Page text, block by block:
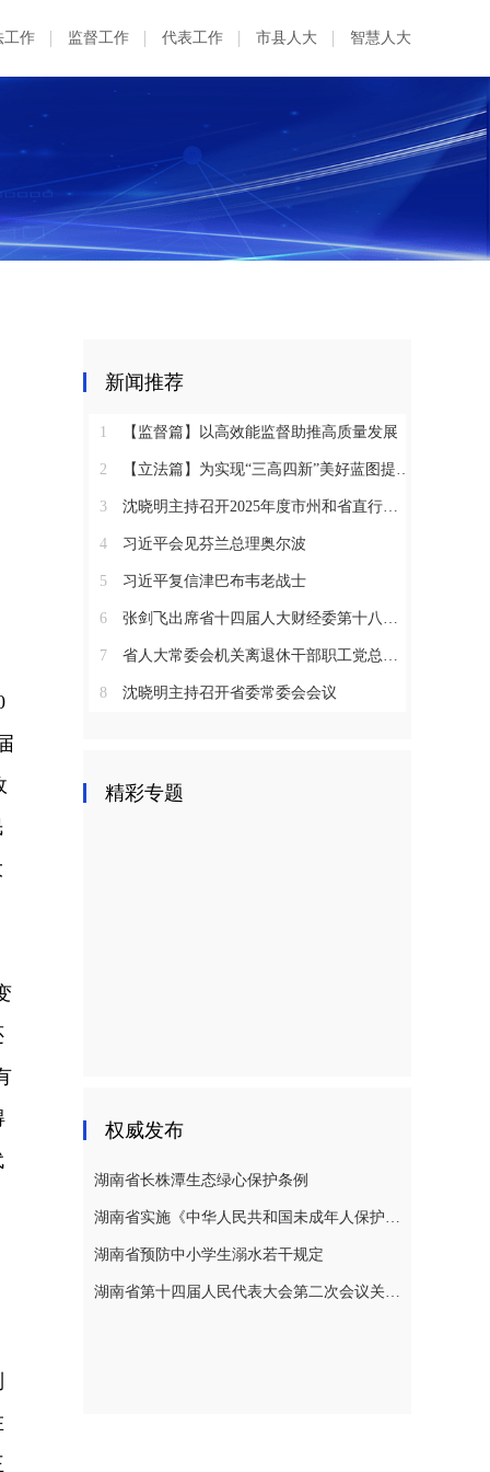
工作 监督工作 代表工作 市县人大 智慧人大
新闻推荐
1 【监督篇】以高效能监督助推高质量发展
2 【立法篇】为实现“三高四新”美好蓝图提供坚实法治保障
3 沈晓明主持召开2025年度市州和省直行业系统党（工）委书记抓基层党建工作述职评议会议
4 习近平会见芬兰总理奥尔波
5 习近平复信津巴布韦老战士
6 张剑飞出席省十四届人大财经委第十八次全体会议
7 省人大常委会机关离退休干部职工党总支召开2025年度总结表彰大会
8 沈晓明主持召开省委常委会会议
精彩专题
权威发布
湖南省长株潭生态绿心保护条例
湖南省实施《中华人民共和国未成年人保护法》若干规定
湖南省预防中小学生溺水若干规定
湖南省第十四届人民代表大会第二次会议关于湖南省人民代表大会常务委员会工作报告的决议